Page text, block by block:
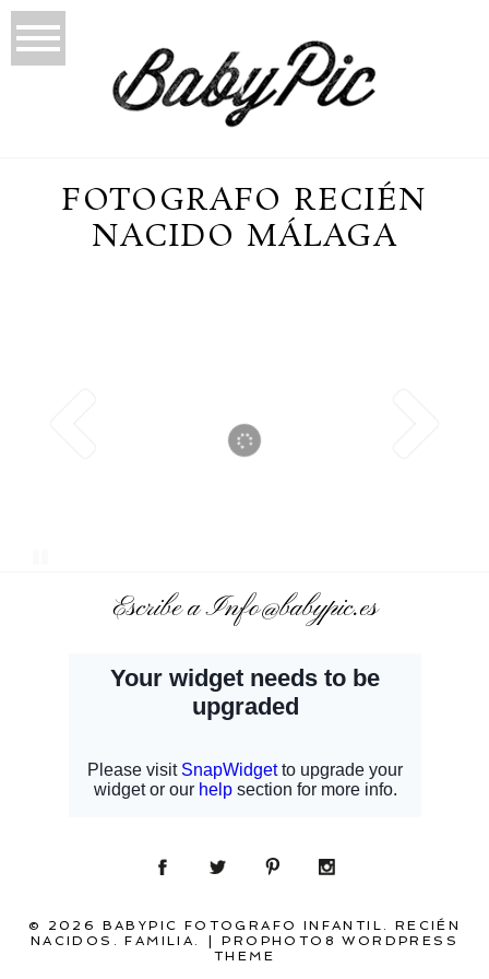
FOTOGRAFO RECIÉN
NACIDO MÁLAGA
Escribe a Info@babypic.es
© 2026 BABYPIC FOTOGRAFO INFANTIL. RECIÉN
NACIDOS. FAMILIA.
|
PROPHOTO8 WORDPRESS
THEME